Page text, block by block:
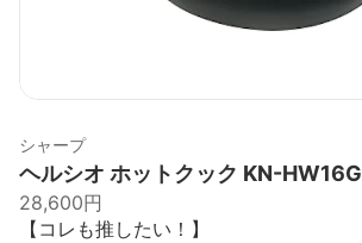
シャープ
ヘルシオ ホットクック KN-HW16G
28,600円
【コレも推したい！】